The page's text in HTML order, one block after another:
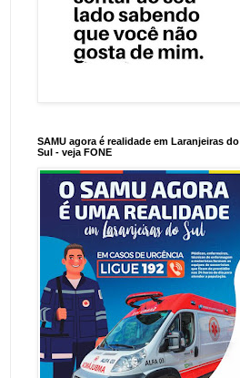
SAMU agora é realidade em Laranjeiras do
Sul - veja FONE